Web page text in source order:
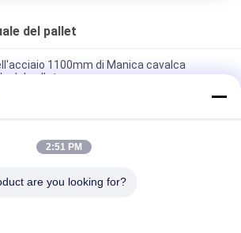
del pallet
1100mm di Manica cavalca
del pallet
pallet dell'acciaio 20mm/S Walkie di
dell'impilatore del carrello elevatore
2:51 PM
are you looking for?